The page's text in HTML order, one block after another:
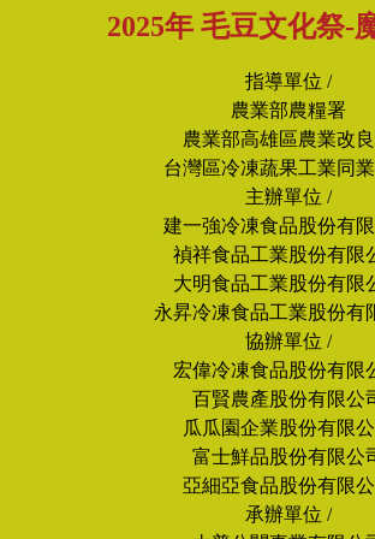
2025年 毛豆文化祭-
指導單位 /
農業部農糧署
農業部高雄區農業改
台灣區冷凍蔬果工業同
主辦單位 /
建一強冷凍食品股份有限
禎祥食品工業股份有限
大明食品工業股份有限
永昇冷凍食品工業股份有
協辦單位 /
宏偉冷凍食品股份有限
百賢農產股份有限公
瓜瓜園企業股份有限公
富士鮮品股份有限公
亞細亞食品股份有限公
承辦單位 /